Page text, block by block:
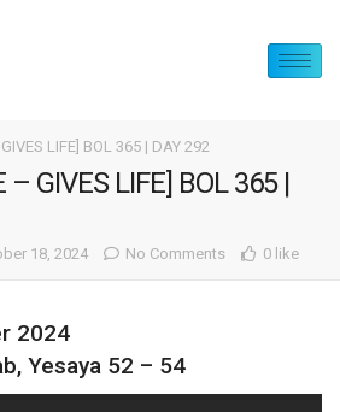
LIFE] BOL 365 | DAY 292
– GIVES LIFE] BOL 365 |
18, 2024 No Comments 0 like
2024
Yesaya 52 – 54